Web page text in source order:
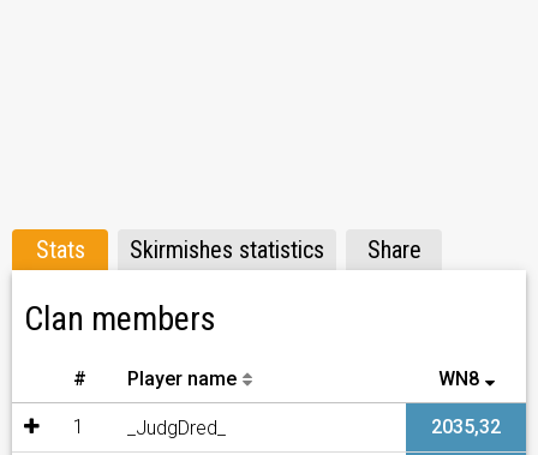
Stats Skirmishes statistics Share
Clan members
# Player name WN8
1 _JudgDred_ 2035,32